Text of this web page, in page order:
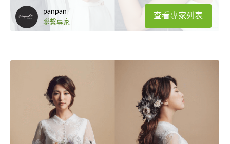
panpan
聯繫專家
查看專家列表